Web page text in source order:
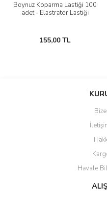
Boynuz Koparma Lastiği 100
adet - Elastratör Lastiği
155,00 TL
Havale